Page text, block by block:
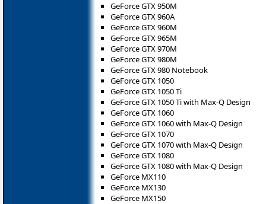
GeForce GTX 950M
GeForce GTX 960A
GeForce GTX 960M
GeForce GTX 965M
GeForce GTX 970M
GeForce GTX 980M
GeForce GTX 980 Notebook
GeForce GTX 1050
GeForce GTX 1050 Ti
GeForce GTX 1050 Ti with Max-Q Design
GeForce GTX 1060
GeForce GTX 1060 with Max-Q Design
GeForce GTX 1070
GeForce GTX 1070 with Max-Q Design
GeForce GTX 1080
GeForce GTX 1080 with Max-Q Design
GeForce MX110
GeForce MX130
GeForce MX150